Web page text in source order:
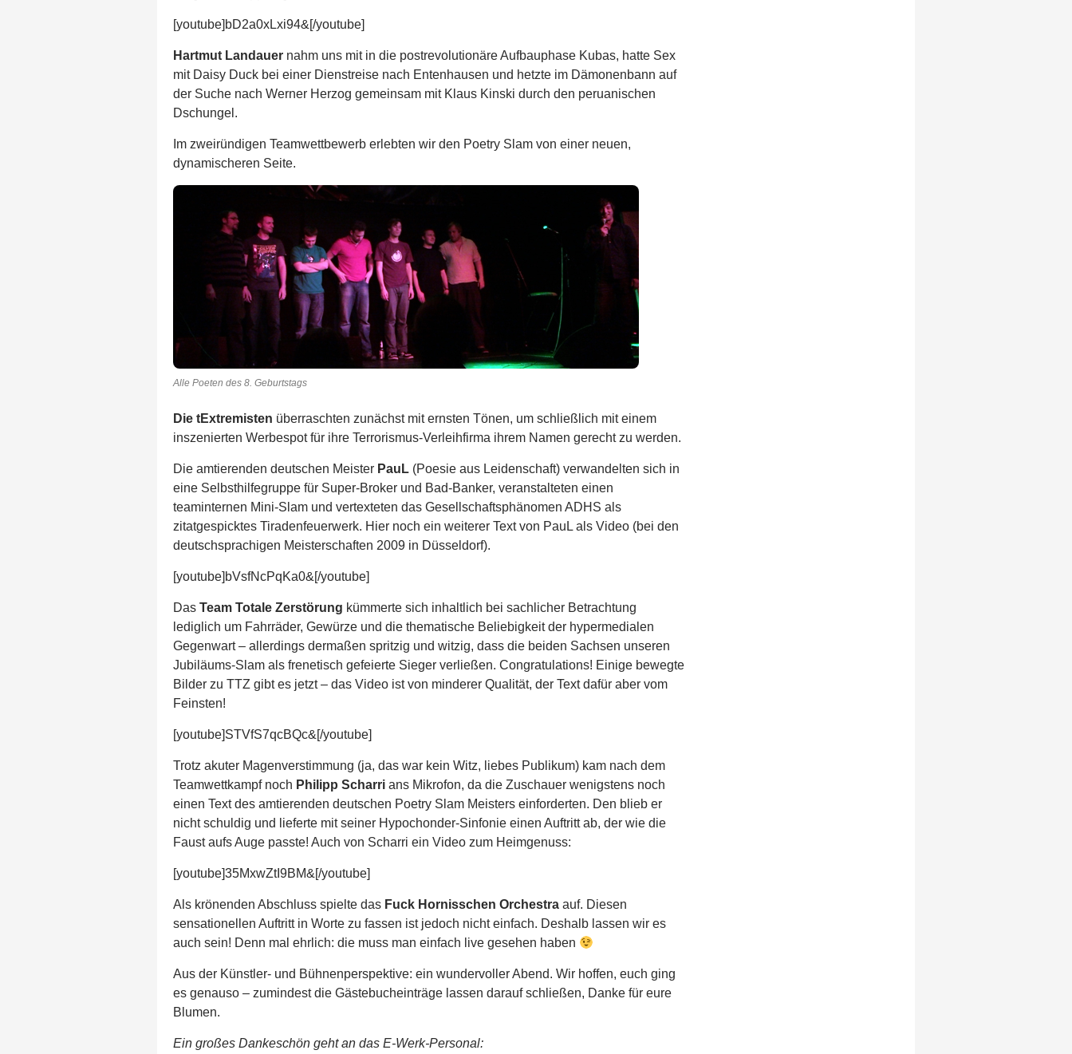
[youtube]bD2a0xLxi94&[/youtube]
Hartmut Landauer nahm uns mit in die postrevolutionäre Aufbauphase Kubas, hatte Sex
mit Daisy Duck bei einer Dienstreise nach Entenhausen und hetzte im Dämonenbann auf
der Suche nach Werner Herzog gemeinsam mit Klaus Kinski durch den peruanischen
Dschungel.
Im zweiründigen Teamwettbewerb erlebten wir den Poetry Slam von einer neuen,
dynamischeren Seite.
Alle Poeten des 8. Geburtstags
Die tExtremisten überraschten zunächst mit ernsten Tönen, um schließlich mit einem
inszenierten Werbespot für ihre Terrorismus-Verleihfirma ihrem Namen gerecht zu werden.
Die amtierenden deutschen Meister PauL (Poesie aus Leidenschaft) verwandelten sich in
eine Selbsthilfegruppe für Super-Broker und Bad-Banker, veranstalteten einen
teaminternen Mini-Slam und vertexteten das Gesellschaftsphänomen ADHS als
zitatgespicktes Tiradenfeuerwerk. Hier noch ein weiterer Text von PauL als Video (bei den
deutschsprachigen Meisterschaften 2009 in Düsseldorf).
[youtube]bVsfNcPqKa0&[/youtube]
Das Team Totale Zerstörung kümmerte sich inhaltlich bei sachlicher Betrachtung
lediglich um Fahrräder, Gewürze und die thematische Beliebigkeit der hypermedialen
Gegenwart – allerdings dermaßen spritzig und witzig, dass die beiden Sachsen unseren
Jubiläums-Slam als frenetisch gefeierte Sieger verließen. Congratulations! Einige bewegte
Bilder zu TTZ gibt es jetzt – das Video ist von minderer Qualität, der Text dafür aber vom
Feinsten!
[youtube]STVfS7qcBQc&[/youtube]
Trotz akuter Magenverstimmung (ja, das war kein Witz, liebes Publikum) kam nach dem
Teamwettkampf noch Philipp Scharri ans Mikrofon, da die Zuschauer wenigstens noch
einen Text des amtierenden deutschen Poetry Slam Meisters einforderten. Den blieb er
nicht schuldig und lieferte mit seiner Hypochonder-Sinfonie einen Auftritt ab, der wie die
Faust aufs Auge passte! Auch von Scharri ein Video zum Heimgenuss:
[youtube]35MxwZtI9BM&[/youtube]
Als krönenden Abschluss spielte das Fuck Hornisschen Orchestra auf. Diesen
sensationellen Auftritt in Worte zu fassen ist jedoch nicht einfach. Deshalb lassen wir es
auch sein! Denn mal ehrlich: die muss man einfach live gesehen haben
Aus der Künstler- und Bühnenperspektive: ein wundervoller Abend. Wir hoffen, euch ging
es genauso – zumindest die Gästebucheinträge lassen darauf schließen, Danke für eure
Blumen.
Ein großes Dankeschön geht an das E-Werk-Personal: